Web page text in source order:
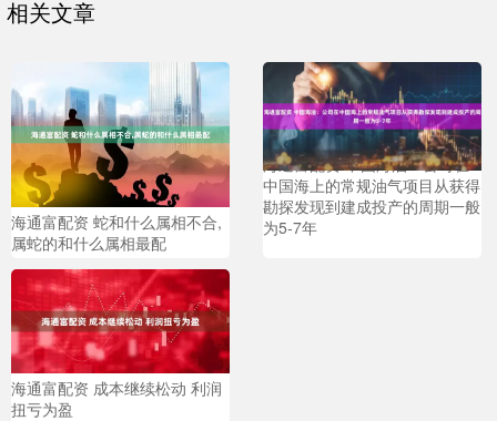
相关文章
海通富配资 蛇和什么属相不合,
属蛇的和什么属相最配
海通富配资 中国海油：公司在
中国海上的常规油气项目从获得
勘探发现到建成投产的周期一般
为5-7年
海通富配资 成本继续松动 利润
扭亏为盈